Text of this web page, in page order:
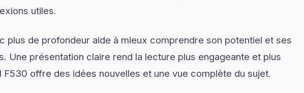
utiles.
plus de profondeur aide à mieux comprendre son potentiel et ses
Une présentation claire rend la lecture plus engageante et plus
F530 offre des idées nouvelles et une vue complète du sujet.